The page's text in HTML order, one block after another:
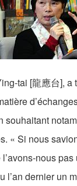
tai [龍應台],
souhaitant
« Si nous
nous
l’an dernier un